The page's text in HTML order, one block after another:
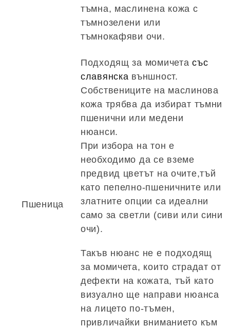
тъмна, маслинена кожа с
тъмнозелени или
тъмнокафяви очи.
Пшеница
Подходящ за момичетасъс
славянска външност.
Собствениците на маслинова
кожа трябва да избират тъмни
пшенични или медени
нюанси.
При избора на тон е
необходимо да се вземе
предвид цветът на очите,тъй
като пепелно-пшеничните или
златните опции са идеални
само за светли (сиви или сини
очи).
Такъв нюанс не е подходящ
за момичета, които страдат от
дефекти на кожата, тъй като
визуално ще направи нюанса
на лицето по-тъмен,
привличайки вниманието към